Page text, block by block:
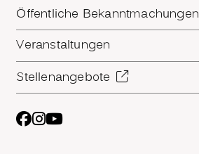
Öffentliche Bekanntmachungen
Veranstaltungen
Stellenangebote